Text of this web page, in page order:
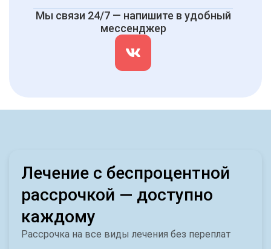
Мы связи 24/7 — напишите в удобный
мессенджер
Лечение с беспроцентной
рассрочкой — доступно
каждому
Рассрочка на все виды лечения без переплат